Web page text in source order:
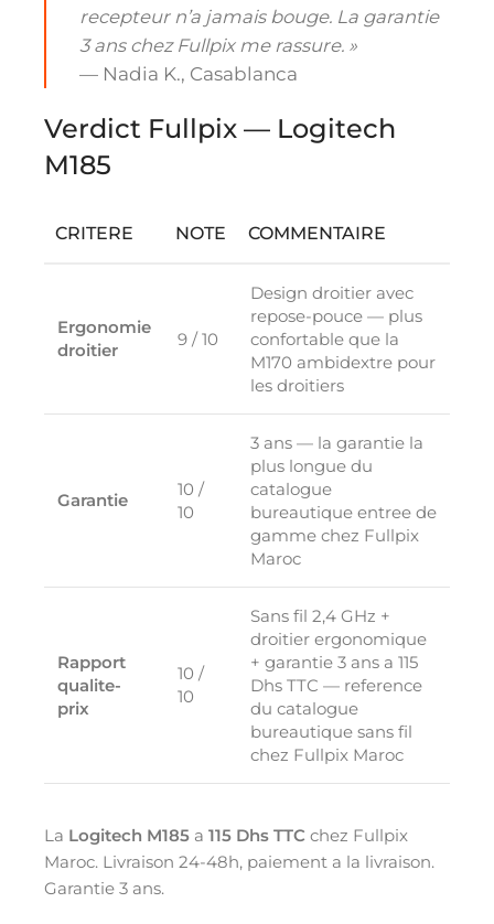
recepteur n’a jamais bouge. La garantie
3 ans chez Fullpix me rassure. »
— Nadia K., Casablanca
Verdict Fullpix — Logitech
M185
CRITERE NOTE COMMENTAIRE
Ergonomie
droitier
9 / 10
Design droitier avec
repose-pouce — plus
confortable que la
M170 ambidextre pour
les droitiers
Garantie
10 /
10
3 ans — la garantie la
plus longue du
catalogue
bureautique entree de
gamme chez Fullpix
Maroc
Rapport
qualite-
prix
10 /
10
Sans fil 2,4 GHz +
droitier ergonomique
+ garantie 3 ans a 115
Dhs TTC — reference
du catalogue
bureautique sans fil
chez Fullpix Maroc
La Logitech M185 a 115 Dhs TTC chez Fullpix
Maroc. Livraison 24-48h, paiement a la livraison.
Garantie 3 ans.